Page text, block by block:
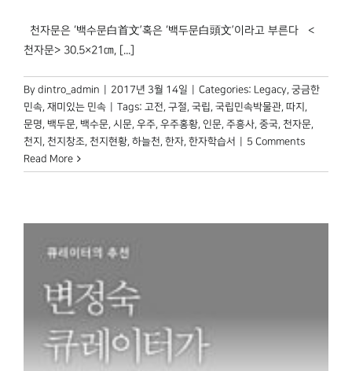
천자문은 ‘백수문白首文’혹은 ‘백두문白頭文’이라고 부른다 <
천자문> 30.5×21㎝, [...]
By dintro_admin 2017년 3월 14일 Categories: Legacy, 궁금한
민속, 재미있는 민속 Tags: 고전, 구절, 국립, 국립민속박물관, 따지 ,
문명, 백두문, 백수문, 시문, 우주, 우주홍황, 인문, 주흥사, 중국, 천자문,
천지 , 천지창조, 천지현황, 하늘천, 한자, 한자학습서
5 Comments
Read More